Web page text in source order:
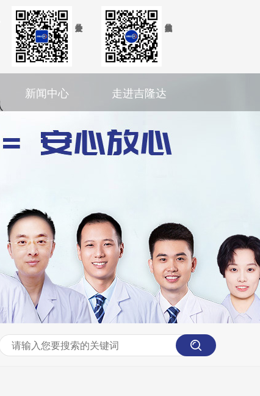
新闻中心 走进吉隆达